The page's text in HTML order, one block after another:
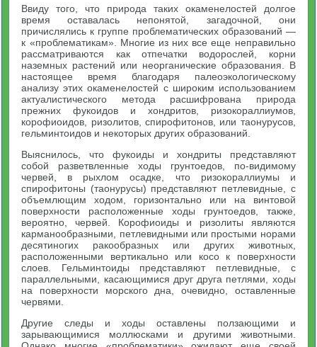
Ввиду того, что природа таких окаменелостей долгое
время оставалась непонятой, загадочной, они
причислялись к группе проблематических образований —
к «проблематикам». Многие из них все еще неправильно
рассматриваются как отпечатки водорослей, корни
наземных растений или неорганические образования. В
настоящее время благодаря палеоэкологическому
анализу этих окаменелостей с широким использованием
актуалистического метода расшифрована природа
прежних фукоидов и хондритов, ризокораллиумов,
корофиоидов, ризолитов, спирофитонов, или таонурусов,
гельминтоидов и некоторых других образований.
Выяснилось, что фукоиды и хондриты представляют
собой разветвленные ходы грунтоедов, по-видимому
червей, в рыхлом осадке, что ризокораллиумы и
спирофитоны (таонурусы) представляют петлевидные, с
объемлющим ходом, горизонтально или на винтовой
поверхности расположенные ходы грунтоедов, также,
вероятно, червей. Корофиоиды и ризолиты являются
карманообразными, петлевидными или простыми норами
десятиногих ракообразных или других животных,
расположенными вертикально или косо к поверхности
слоев. Гельминтоиды представляют петлевидные, с
параллельными, касающимися друг друга петлями, ходы
на поверхности морского дна, очевидно, оставленные
червями.
Другие следы и ходы оставлены ползающими и
зарывающимися моллюсками и другими животными.